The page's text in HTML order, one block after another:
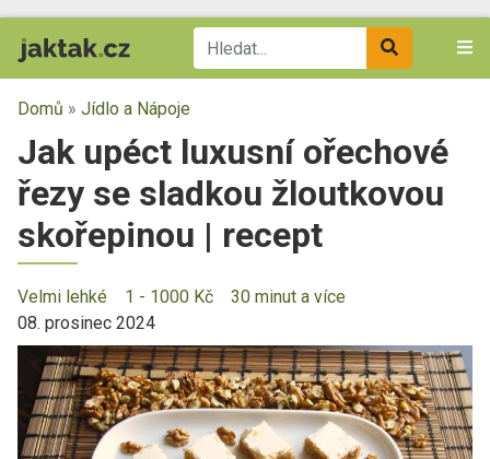
Domů » Jídlo a Nápoje
Jak upéct luxusní ořechové
řezy se sladkou žloutkovou
skořepinou | recept
Velmi lehké 1 - 1000 Kč
30 minut a více
08. prosinec 2024